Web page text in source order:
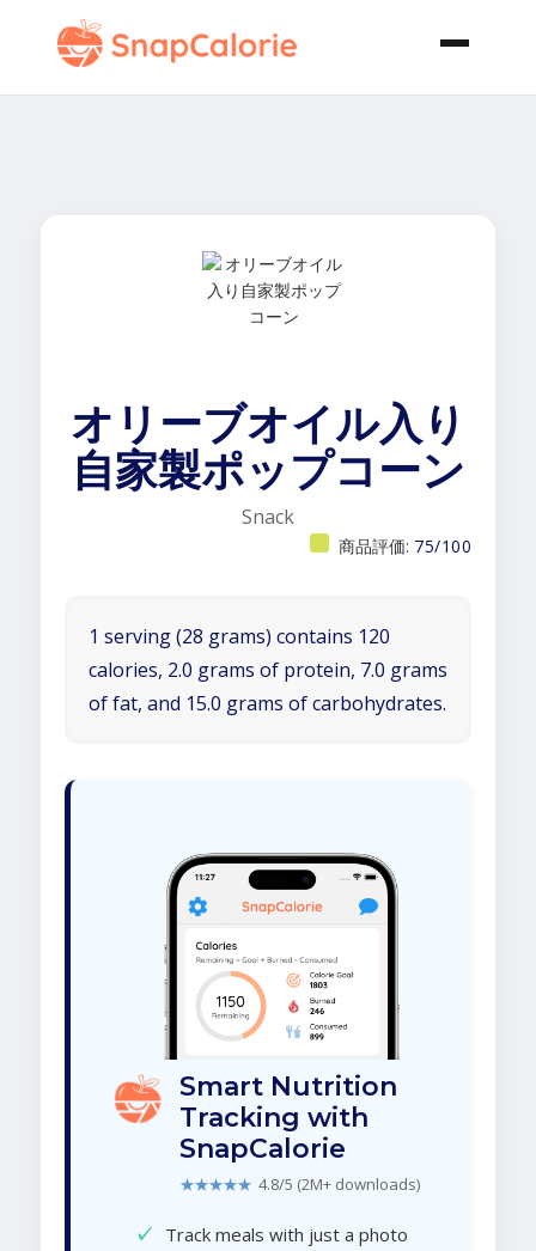
オリーブオイル入り
自家製ポップコーン
Snack
商品評価: 75/100
1 serving (28 grams) contains 120
calories, 2.0 grams of protein, 7.0 grams
of fat, and 15.0 grams of carbohydrates.
Smart Nutrition
Tracking with
SnapCalorie
★★★★★ 4.8/5 (2M+ downloads)
✓ Track meals with just a photo